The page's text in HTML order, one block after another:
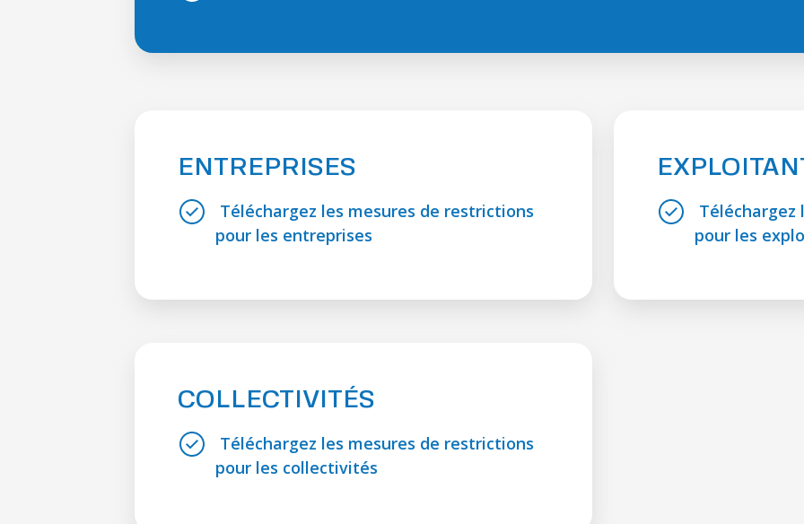
ENTREPRISES
Téléchargez les mesures de restrictions
pour les entreprises
Téléchargez
pour les
COLLECTIVITÉS
Téléchargez les mesures de restrictions
pour les collectivités